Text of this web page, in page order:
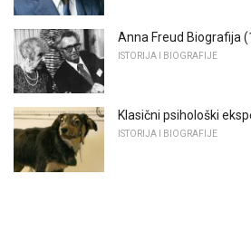
Anna Freud Biografija
ISTORIJA I BIOGRAFIJE
Klasični psihološki
ISTORIJA I BIOGRAFIJE